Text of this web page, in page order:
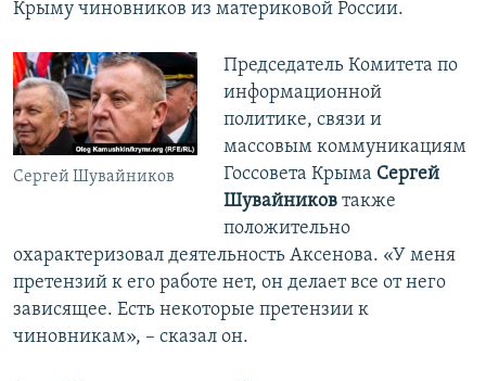
Крыму чиновников из материковой России.
Сергей Шувайников
Председатель Комитета по
информационной
политике, связи и
массовым коммуникациям
Госсовета Крыма Сергей
Шувайниковтакже
положительно
охарактеризовал деятельность Аксенова. «У меня
претензий к его работе нет, он делает все от него
зависящее. Есть некоторые претензии к
чиновникам», – сказал он.